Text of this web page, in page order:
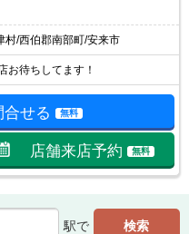
村/西伯郡南部町/安来市
お待ちしてます！
合せる 無料
店舗来店予約 無料
駅で